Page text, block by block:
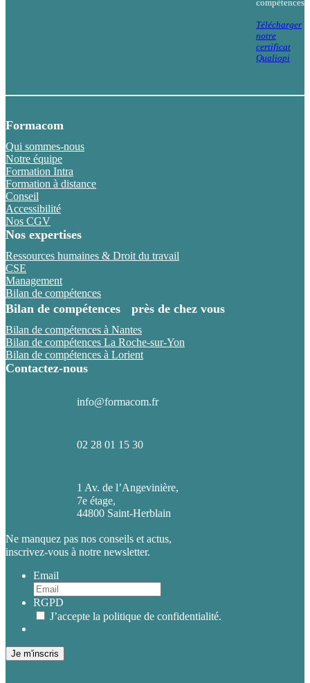
compétences
Télécharger
notre
certificat
Qualiopi
Formacom
Qui sommes-nous
Notre équipe
Formation Intra
Formation à distance
Conseil
Accessibilité
Nos CGV
Nos expertises
Ressources humaines & Droit du travail
CSE
Management
Bilan de compétences
Bilan de compétences près de chez vous
Bilan de compétences à Nantes
Bilan de compétences La Roche-sur-Yon
Bilan de compétences à Lorient
Contactez-nous
info@formacom.fr
02 28 01 15 30
1 Av. de l’Angevinière,
7e étage,
44800 Saint-Herblain
Ne manquez pas nos conseils et actus,
inscrivez-vous à notre newsletter.
Email
RGPD
J’accepte la politique de confidentialité.
Je m'inscris